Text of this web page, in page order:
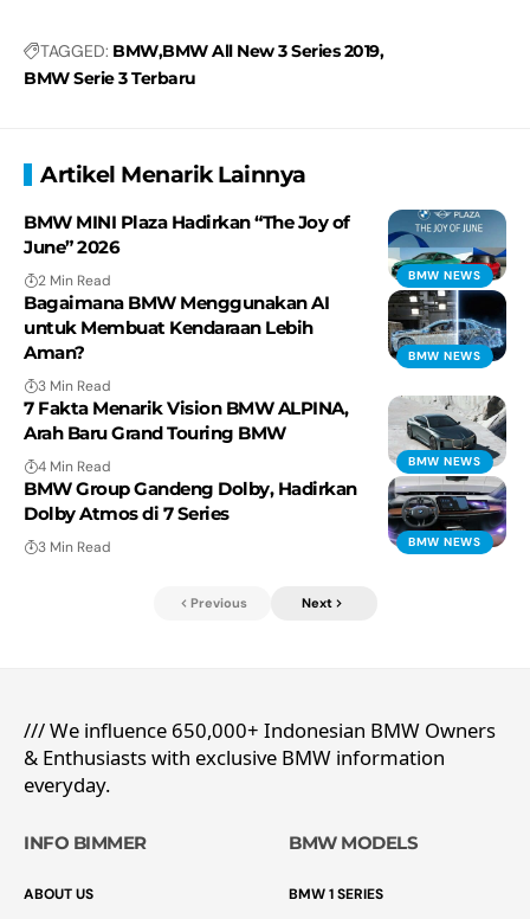
TAGGED: BMWBMW All New 3 Series 2019
BMW Serie 3 Terbaru
Artikel Menarik Lainnya
BMW NEWS
BMW MINI Plaza Hadirkan “The Joy of
June” 2026
2 Min Read
BMW NEWS
Bagaimana BMW Menggunakan AI
untuk Membuat Kendaraan Lebih
Aman?
3 Min Read
BMW NEWS
7 Fakta Menarik Vision BMW ALPINA,
Arah Baru Grand Touring BMW
4 Min Read
BMW NEWS
BMW Group Gandeng Dolby, Hadirkan
Dolby Atmos di 7 Series
3 Min Read
Previous Next
/// We influence 650,000+ Indonesian BMW Owners
& Enthusiasts with exclusive BMW information
everyday.
INFO BIMMER
ABOUT US
BMW MODELS
BMW 1 SERIES